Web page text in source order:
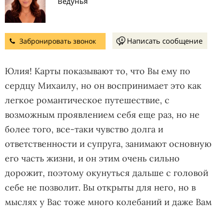
Забронировать звонок Написать сообщение
Юлия! Карты показывают то, что Вы ему по
сердцу Михаилу, но он воспринимает это как
легкое романтическое путешествие, с
возможным проявлением себя еще раз, но не
более того, все-таки чувство долга и
ответственности и супруга, занимают основную
его часть жизни, и он этим очень сильно
дорожит, поэтому окунуться дальше с головой
себе не позволит. Вы открыты для него, но в
мыслях у Вас тоже много колебаний и даже Вам